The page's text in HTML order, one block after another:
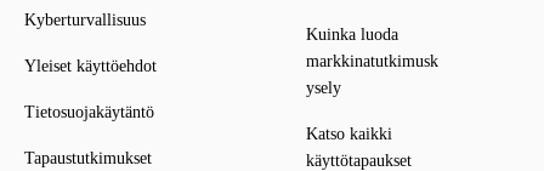
Kyberturvallisuus
Yleiset käyttöehdot
Tietosuojakäytäntö
Tapaustutkimukset
Kuinka luoda
markkinatutkimusk
ysely
Katso kaikki
käyttötapaukset